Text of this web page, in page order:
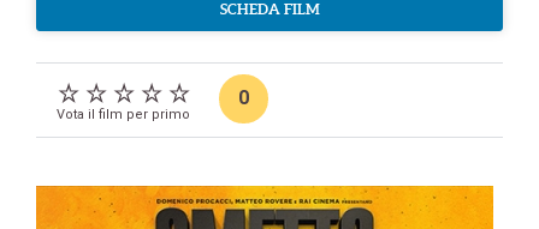
SCHEDA FILM
Vota il film per primo
0